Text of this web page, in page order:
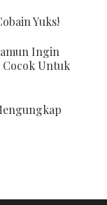
Yuks!
Ingin
Cocok Untuk